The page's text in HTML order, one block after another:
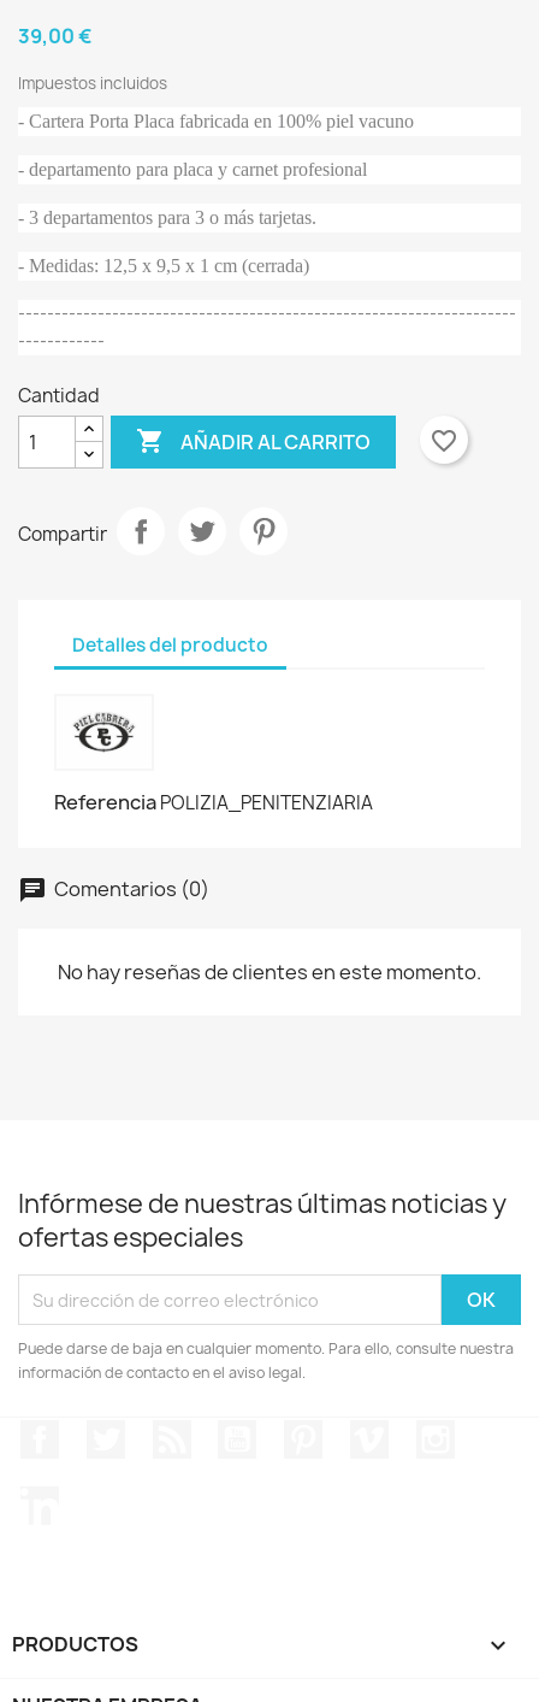
39,00 €
Impuestos incluidos
- Cartera Porta Placa fabricada en 100% piel vacuno
- departamento para placa y carnet profesional
- 3 departamentos para 3 o más tarjetas.
- Medidas: 12,5 x 9,5 x 1 cm (cerrada)
---------------------------------------------------------------------
------------
Cantidad
 AÑADIR AL CARRITO favorite_border
Compartir
Detalles del producto
ReferenciaPOLIZIA_PENITENZIARIA
Comentarios (0)
No hay reseñas de clientes en este momento.
Infórmese de nuestras últimas noticias y
ofertas especiales
Puede darse de baja en cualquier momento. Para ello, consulte nuestra
información de contacto en el aviso legal.
PRODUCTOS 